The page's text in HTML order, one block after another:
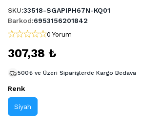
SKU:33518-SGAPIPH67N-KQ01
Barkod:6953156201842
0 Yorum
307,38 ₺
500₺ ve Üzeri Siparişlerde Kargo Bedava
Renk
Siyah